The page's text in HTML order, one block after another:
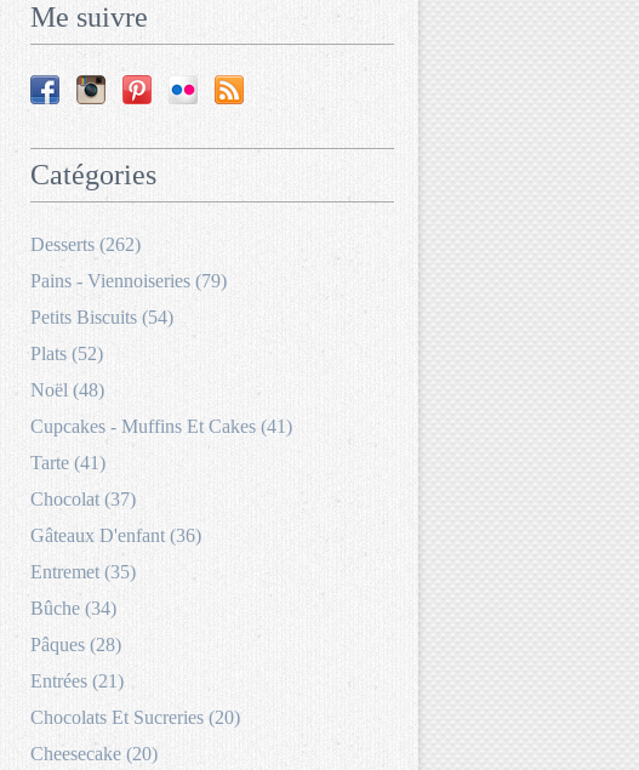
Me suivre
Catégories
Desserts (262)
Pains - Viennoiseries (79)
Petits Biscuits (54)
Plats (52)
Noël (48)
Cupcakes - Muffins Et Cakes (41)
Tarte (41)
Chocolat (37)
Gâteaux D'enfant (36)
Entremet (35)
Bûche (34)
Pâques (28)
Entrées (21)
Chocolats Et Sucreries (20)
Cheesecake (20)